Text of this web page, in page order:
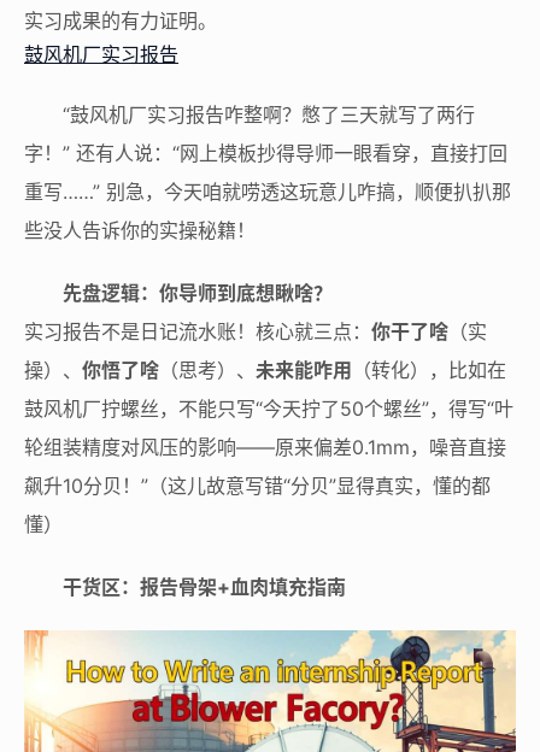
实习成果的有力证明。
鼓风机厂实习报告
“鼓风机厂实习报告咋整啊？憋了三天就写了两行
字！” 还有人说：“网上模板抄得导师一眼看穿，直接打回
重写……” 别急，今天咱就唠透这玩意儿咋搞，顺便扒扒那
些没人告诉你的实操秘籍！
先盘逻辑：你导师到底想瞅啥？
实习报告不是日记流水账！核心就三点： 你干了啥 （实
操）、 你悟了啥 （思考）、 未来能咋用 （转化），比如在
鼓风机厂拧螺丝，不能只写“今天拧了50个螺丝”，得写“叶
轮组装精度对风压的影响——原来偏差0.1mm，噪音直接
飙升10分贝！”（这儿故意写错“分贝”显得真实，懂的都
懂）
干货区：报告骨架+血肉填充指南